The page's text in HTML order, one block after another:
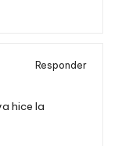
Responder
hice la